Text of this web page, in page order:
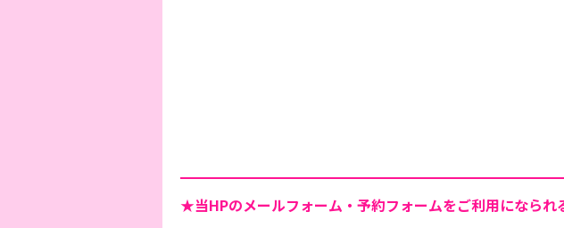
★当HPのメールフォーム・予約フォームをご利用になら